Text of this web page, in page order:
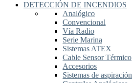
DETECCIÓN DE INCENDIOS
Analógico
Convencional
Vía Radio
Serie Marina
Sistemas ATEX
Cable Sensor Térmico
Accesorios
Sistemas de aspiración